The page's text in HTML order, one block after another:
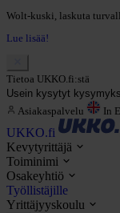
Wolt-kuski, laskuta
Lue lisää!
Tietoa UKKO.fi:stä
Usein kysytyt
Asiakaspalvelu In
UKKO.fi
Kevytyrittäjä
Toiminimi
Osakeyhtiö
Työllistäjille
Yrittäjyyskoulu